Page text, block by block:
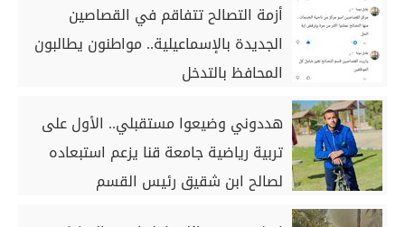
أزمة التصالح تتفاقم في القصاصين
الجديدة بالإسماعيلية.. مواطنون يطالبون
المحافظ بالتدخل
هددوني وضيعوا مستقبلي.. الأول على
تربية رياضية جامعة قنا يزعم استبعاده
لصالح ابن شقيق رئيس القسم